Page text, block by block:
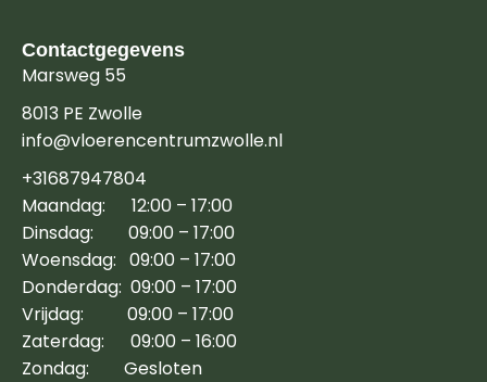
Contactgegevens
Marsweg 55
8013 PE Zwolle
info@vloerencentrumzwolle.nl
+31687947804
Maandag: 12:00 – 17:00
Dinsdag: 09:00 – 17:00
Woensdag: 09:00 – 17:00
Donderdag: 09:00 – 17:00
Vrijdag: 09:00 – 17:00
Zaterdag: 09:00 – 16:00
Zondag: Gesloten